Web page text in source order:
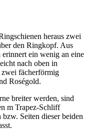
heraus zwei
den Ringkopf. Aus
erinnert ein wenig an eine
nach oben in
fächerförmig
Roségold.
breiter werden, sind
m Trapez-Schliff
Seiten dieser beiden